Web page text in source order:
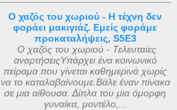
Ο χαζός του χωριού - Η τέχνη δεν
φοράει μακιγιάζ. Εμείς φοράμε
προκαταλήψεις, S5E3
Ο χαζός του χωριού - Τελευταίες
αναρτήσειςΥπάρχει ένα κοινωνικό
πείραμα που γίνεται καθημερινά χωρίς
να το καταλαβαίνουμε.Βάλε έναν πίνακα
σε μια αίθουσα. Δίπλα του μια όμορφη
γυναίκα, μοντέλο,...